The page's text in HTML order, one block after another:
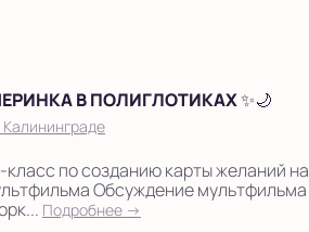
В ПОЛИГЛОТИКАХ ✨🌙
по созданию карты желаний
Обсуждение
Подробнее →